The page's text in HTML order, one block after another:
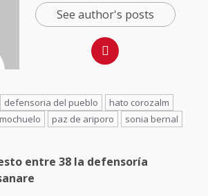
See author's posts
defensoria del pueblo
hato corozalm
mochuelo paz de ariporo sonia bernal
entre 38 la defensoría